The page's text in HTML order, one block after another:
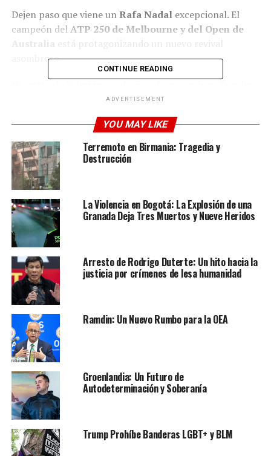
Dejen paso que viene unRafa Nadalexcepcional. El
campeón del ATP 250 de Melbourne y del Open de
Australia
está protagonizando un nuevo revival
asombroso.
dudas, el disfrute máximo de cada instante en una pista
ADVERTISEMENT
Pasión por este deporte, plenitud en una racha de
inspiración que le permitió someter de nuevo al
excelente encuentro.
La final se jugará hoy a 9:00 pm hora de Venezuela
esperemos que sea una gran final como nos tiene
acostumbrado Rafael Nadal sin duda alguna uno de los
mejores.
Visita nuestras Redes Sociales
Facebook: @diarioelliberal
ADVERTISEMENT
Instagram: @diarioelliberal
Twitter: @webelliberal
Tiktok: @diarioelliberal
CONTINUE READING
ADVERTISEMENT
YOU MAY LIKE
Terremoto en Birmania: Tragedia y
Destrucción
La Violencia en Bogotá: La Explosión de una
Granada Deja Tres Muertos y Nueve Heridos
Arresto de Rodrigo Duterte: Un hito hacia la
justicia por crímenes de lesa humanidad
Ramdin: Un Nuevo Rumbo para la OEA
Groenlandia: Un Futuro de
Autodeterminación y Soberanía
Trump Prohíbe Banderas LGBT+ y BLM